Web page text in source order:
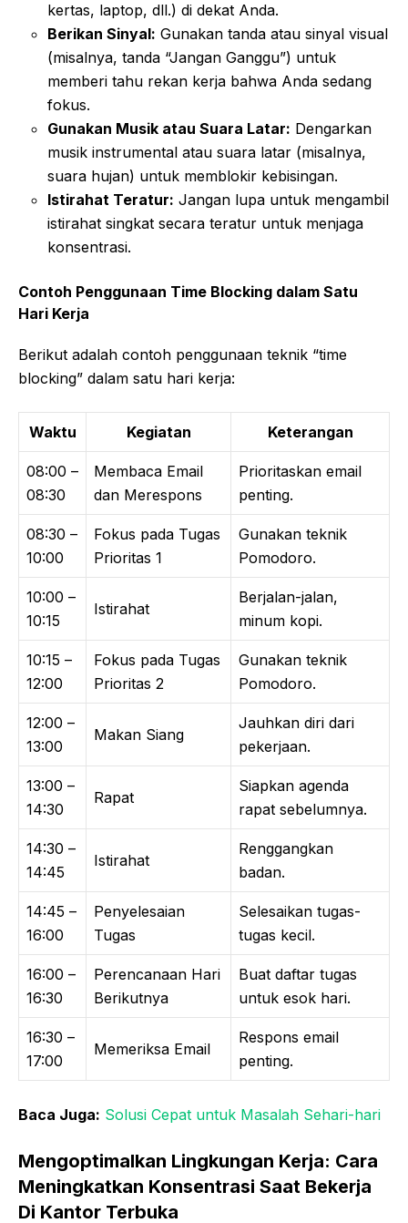
kertas, laptop, dll.) di dekat Anda.
Berikan Sinyal: Gunakan tanda atau sinyal visual
(misalnya, tanda “Jangan Ganggu”) untuk
memberi tahu rekan kerja bahwa Anda sedang
fokus.
Gunakan Musik atau Suara Latar: Dengarkan
musik instrumental atau suara latar (misalnya,
suara hujan) untuk memblokir kebisingan.
Istirahat Teratur: Jangan lupa untuk mengambil
istirahat singkat secara teratur untuk menjaga
konsentrasi.
Contoh Penggunaan Time Blocking dalam Satu
Hari Kerja
Berikut adalah contoh penggunaan teknik “time
blocking” dalam satu hari kerja:
Waktu Kegiatan Keterangan
08:00 –
08:30
Membaca Email
dan Merespons
Prioritaskan email
penting.
08:30 –
10:00
Fokus pada Tugas
Prioritas 1
Gunakan teknik
Pomodoro.
10:00 –
10:15
Istirahat
Berjalan-jalan,
minum kopi.
10:15 –
12:00
Fokus pada Tugas
Prioritas 2
Gunakan teknik
Pomodoro.
12:00 –
13:00
Makan Siang
Jauhkan diri dari
pekerjaan.
13:00 –
14:30
Rapat
Siapkan agenda
rapat sebelumnya.
14:30 –
14:45
Istirahat
Renggangkan
badan.
14:45 –
16:00
Penyelesaian
Tugas
Selesaikan tugas-
tugas kecil.
16:00 –
16:30
Perencanaan Hari
Berikutnya
Buat daftar tugas
untuk esok hari.
16:30 –
17:00
Memeriksa Email
Respons email
penting.
Baca Juga: Solusi Cepat untuk Masalah Sehari-hari
Mengoptimalkan Lingkungan Kerja: Cara
Meningkatkan Konsentrasi Saat Bekerja
Di Kantor Terbuka